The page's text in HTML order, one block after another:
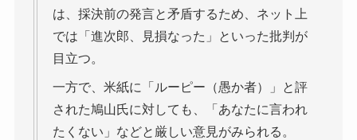
は、採決前の発言と矛盾するため、ネット上
では「進次郎、見損なった」といった批判が
目立つ。
一方で、米紙に「ルーピー（愚か者）」と評
された鳩山氏に対しても、「あなたに言われ
たくない」などと厳しい意見がみられる。